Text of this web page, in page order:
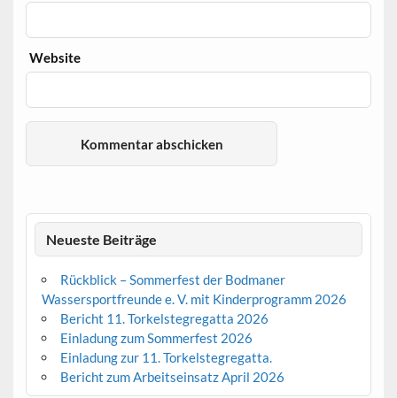
Website
Neueste Beiträge
Rückblick – Sommerfest der Bodmaner
Wassersportfreunde e. V. mit Kinderprogramm 2026
Bericht 11. Torkelstegregatta 2026
Einladung zum Sommerfest 2026
Einladung zur 11. Torkelstegregatta.
Bericht zum Arbeitseinsatz April 2026